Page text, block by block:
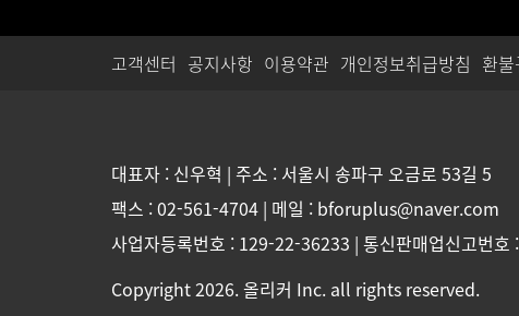
고객센터 공지사항 이용약관 개인정보취급방침 환
대표자 : 신우혁 | 주소 : 서울시 송파구 오금로 53길 5
팩스 : 02-561-4704 | 메일 : bforuplus@naver.com
사업자등록번호 : 129-22-36233 | 통신판매업신고번
Copyright 2026. 올리커 Inc. all rights reserved.